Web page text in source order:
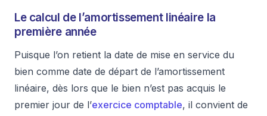
Le calcul de l’amortissement linéaire la
première année
Puisque l’on retient la date de mise en service du
bien comme date de départ de l’amortissement
linéaire, dès lors que le bien n’est pas acquis le
premier jour de l’exercice comptable, il convient de